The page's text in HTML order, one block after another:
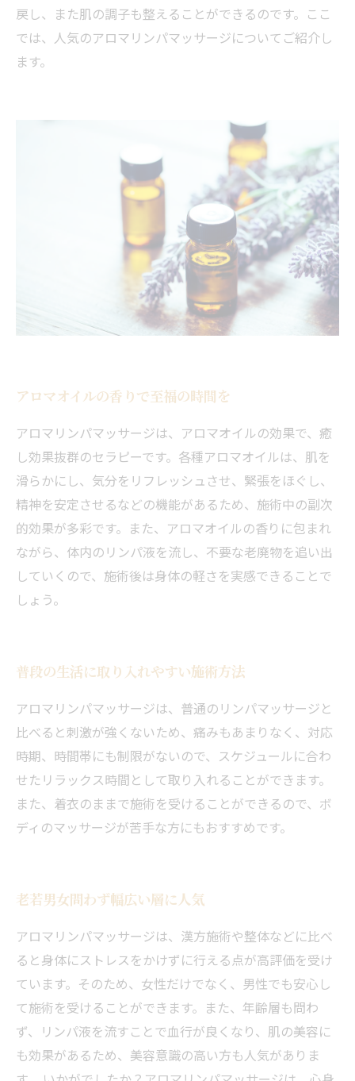
戻し、また肌の調子も整えることができるのです。ここ
では、人気のアロマリンパマッサージについてご紹介し
ます。
アロマオイルの香りで至福の時間を
アロマリンパマッサージは、アロマオイルの効果で、癒
し効果抜群のセラピーです。各種アロマオイルは、肌を
滑らかにし、気分をリフレッシュさせ、緊張をほぐし、
精神を安定させるなどの機能があるため、施術中の副次
的効果が多彩です。また、アロマオイルの香りに包まれ
ながら、体内のリンパ液を流し、不要な老廃物を追い出
していくので、施術後は身体の軽さを実感できることで
しょう。
普段の生活に取り入れやすい施術方法
アロマリンパマッサージは、普通のリンパマッサージと
比べると刺激が強くないため、痛みもあまりなく、対応
時期、時間帯にも制限がないので、スケジュールに合わ
せたリラックス時間として取り入れることができます。
また、着衣のままで施術を受けることができるので、ボ
ディのマッサージが苦手な方にもおすすめです。
老若男女問わず幅広い層に人気
アロマリンパマッサージは、漢方施術や整体などに比べ
ると身体にストレスをかけずに行える点が高評価を受け
ています。そのため、女性だけでなく、男性でも安心し
て施術を受けることができます。また、年齢層も問わ
ず、リンパ液を流すことで血行が良くなり、肌の美容に
も効果があるため、美容意識の高い方も人気がありま